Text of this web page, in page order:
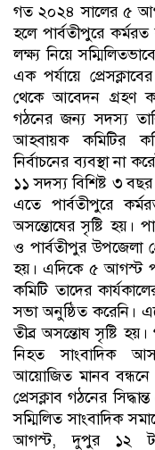
গত ২০২৪ সালের ৫
হলে পার্বতীপুরে কর্মরত
লক্ষ্য নিয়ে
এক পর্যায়ে
থেকে আবেদন গ্রহণ
গঠনের জন্য সদস্য
আহবায়ক কমিটির
নির্বাচনের ব্যবস্থা না
১১ সদস্য বিশিষ্ট ৩ বছর
এতে পার্বতীপুরে
অসন্তোষের সৃষ্টি হয়।
ও পার্বতীপুর উপজেলা
হয়। এদিকে ৫ আগস্ট
কমিটি তাদের
সভা অনুষ্ঠিত করেনি।
তীব্র অসন্তোষ সৃষ্টি
নিহত সাংবাদিক
আয়োজিত মানব বন্ধনে
প্রেসক্লাব গঠনের
সম্মিলিত সাংবাদিক
আগস্ট, দুপুর ১২